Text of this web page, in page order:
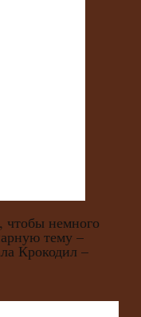
немного
тему –
Крокодил –